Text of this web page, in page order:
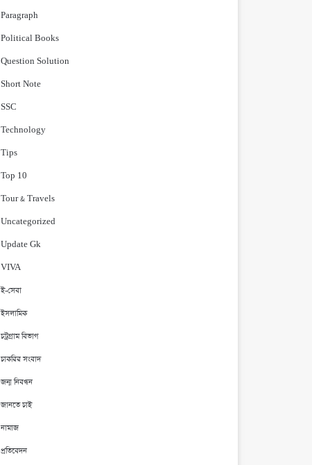
Paragraph
Political Books
Question Solution
Short Note
‍SSC
Technology
Tips
Top 10
Tour & Travels
Uncategorized
Update Gk
VIVA
ই-সেবা
ইসলামিক
চট্রগ্রাম বিভাগ
চাকরির সংবাদ
জন্ম নিবন্ধন
জানতে চাই
নামাজ
প্রতিবেদন